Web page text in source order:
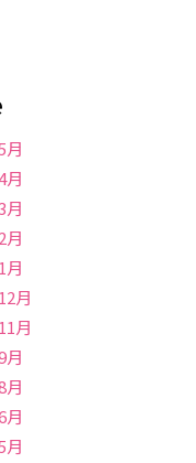
月
月
月
月
月
月
月
月
月
月
月